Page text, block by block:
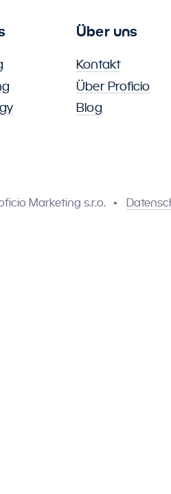
Über uns
Kontakt
Über Proficio
Blog
Marketing s.r.o.